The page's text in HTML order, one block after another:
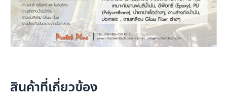
สินค้าที่เกี่ยวข้อง